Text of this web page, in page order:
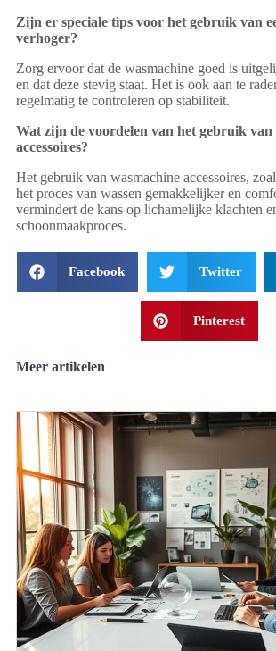
Zijn er speciale tips voor het gebruik van
verhoger?
Zorg ervoor dat de wasmachine goed is
en dat deze stevig staat. Het is ook aan te
regelmatig te controleren op stabiliteit.
Wat zijn de voordelen van het gebruik van
accessoires?
Het gebruik van wasmachine accessoires,
het proces van wassen gemakkelijker en
vermindert de kans op lichamelijke klachten
schoonmaakproces.
Facebook Twitter
Pinterest
Meer artikelen